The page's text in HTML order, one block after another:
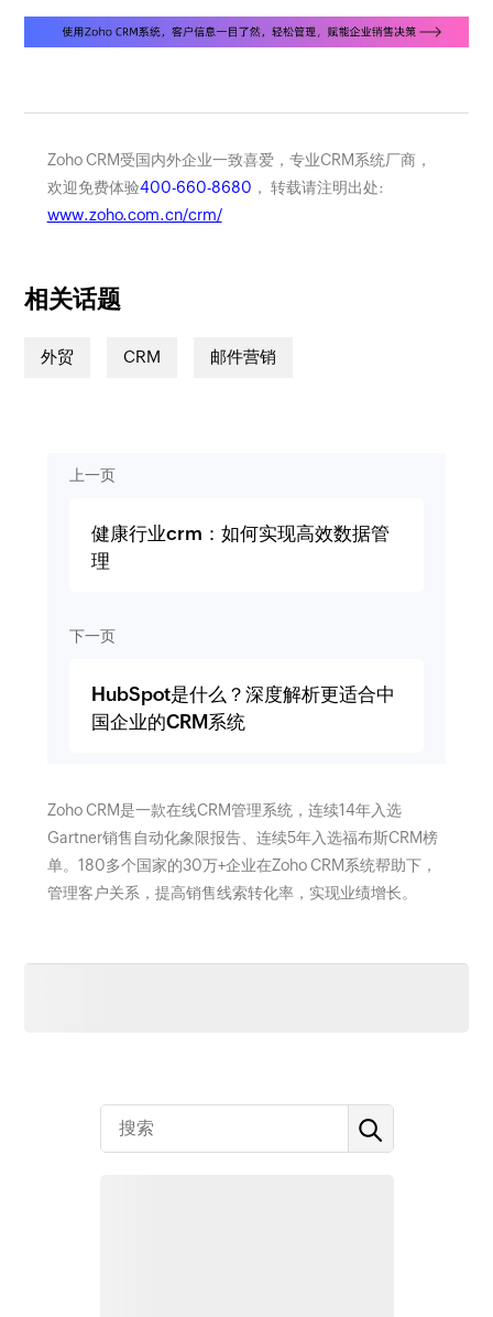
Zoho CRM受国内外企业一致喜爱，专业CRM系统厂商，
欢迎免费体验400-660-8680 ， 转载请注明出处:
www.zoho.com.cn/crm/
相关话题
外贸 CRM 邮件营销
上一页
健康行业crm：如何实现高效数据管
理
下一页
HubSpot是什么？深度解析更适合中
国企业的CRM系统
Zoho CRM是一款在线CRM管理系统，连续14年入选
Gartner销售自动化象限报告、连续5年入选福布斯CRM榜
单。180多个国家的30万+企业在Zoho CRM系统帮助下，
管理客户关系，提高销售线索转化率，实现业绩增长。